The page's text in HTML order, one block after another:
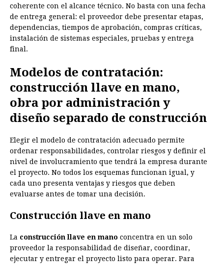
coherente con el alcance técnico. No basta con una fecha
de entrega general: el proveedor debe presentar etapas,
dependencias, tiempos de aprobación, compras críticas,
instalación de sistemas especiales, pruebas y entrega
final.
Modelos de contratación:
construcción llave en mano,
obra por administración y
diseño separado de construcción
Elegir el modelo de contratación adecuado permite
ordenar responsabilidades, controlar riesgos y definir el
nivel de involucramiento que tendrá la empresa durante
el proyecto. No todos los esquemas funcionan igual, y
cada uno presenta ventajas y riesgos que deben
evaluarse antes de tomar una decisión.
Construcción llave en mano
La construcción llave en mano concentra en un solo
proveedor la responsabilidad de diseñar, coordinar,
ejecutar y entregar el proyecto listo para operar. Para